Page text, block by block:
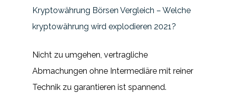
Kryptowährung Börsen Vergleich – Welche
kryptowährung wird explodieren 2021?
Nicht zu umgehen, vertragliche
Abmachungen ohne Intermediäre mit reiner
Technik zu garantieren ist spannend.